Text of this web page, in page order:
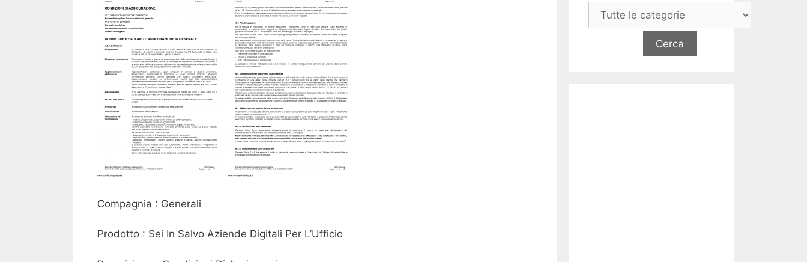
Compagnia : Generali
Prodotto : Sei In Salvo Aziende Digitali Per L’Ufficio